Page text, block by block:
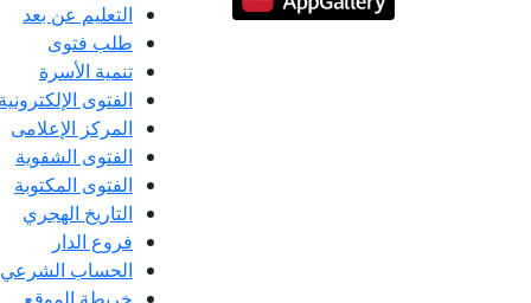
التعليم عن بعد
طلب فتوى
تنمية الأسرة
الفتوى الإلكترونية
المركز الإعلامى
الفتوى الشفوية
الفتوى المكتوبة
التاريخ الهجري
فروع الدار
الحساب الشرعي